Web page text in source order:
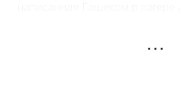
мировой войны", имела
...